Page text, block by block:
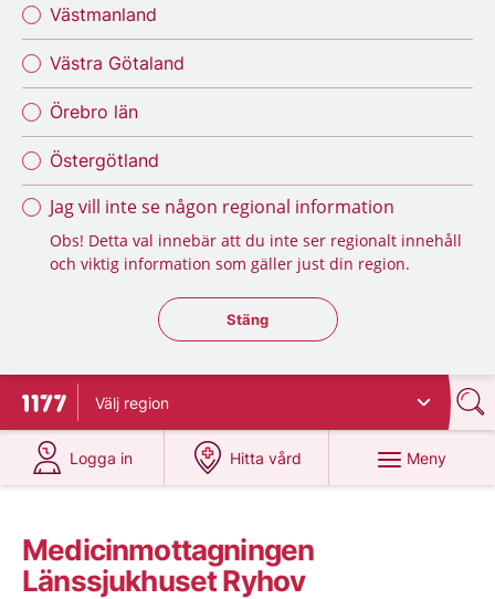
Västmanland
Västra Götaland
Örebro län
Östergötland
Jag vill inte se någon regional information
Obs! Detta val innebär att du inte ser regionalt innehåll
och viktig information som gäller just din region.
Stäng regionsväljaren
Stäng
Till startsidan för 1177
Välj region
Logga in
på 1177.se
Hitta vård
på 1177.se
Meny
Medicinmottagningen
Länssjukhuset Ryhov